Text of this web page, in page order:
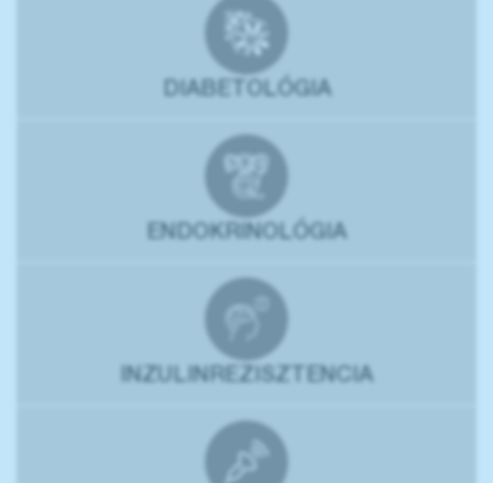
DIABETOLÓGIA
ENDOKRINOLÓGIA
INZULINREZISZTENCIA